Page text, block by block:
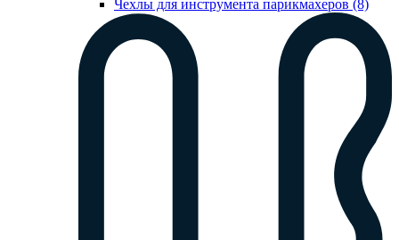
Чехлы для инструмента парикмахеров (8)